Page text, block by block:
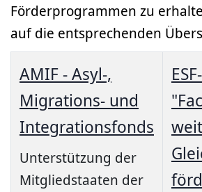
Förderprogrammen zu
auf die entsprechenden
AMIF - Asyl-,
Migrations- und
Integrationsfonds
Unterstützung der
Mitgliedstaaten der